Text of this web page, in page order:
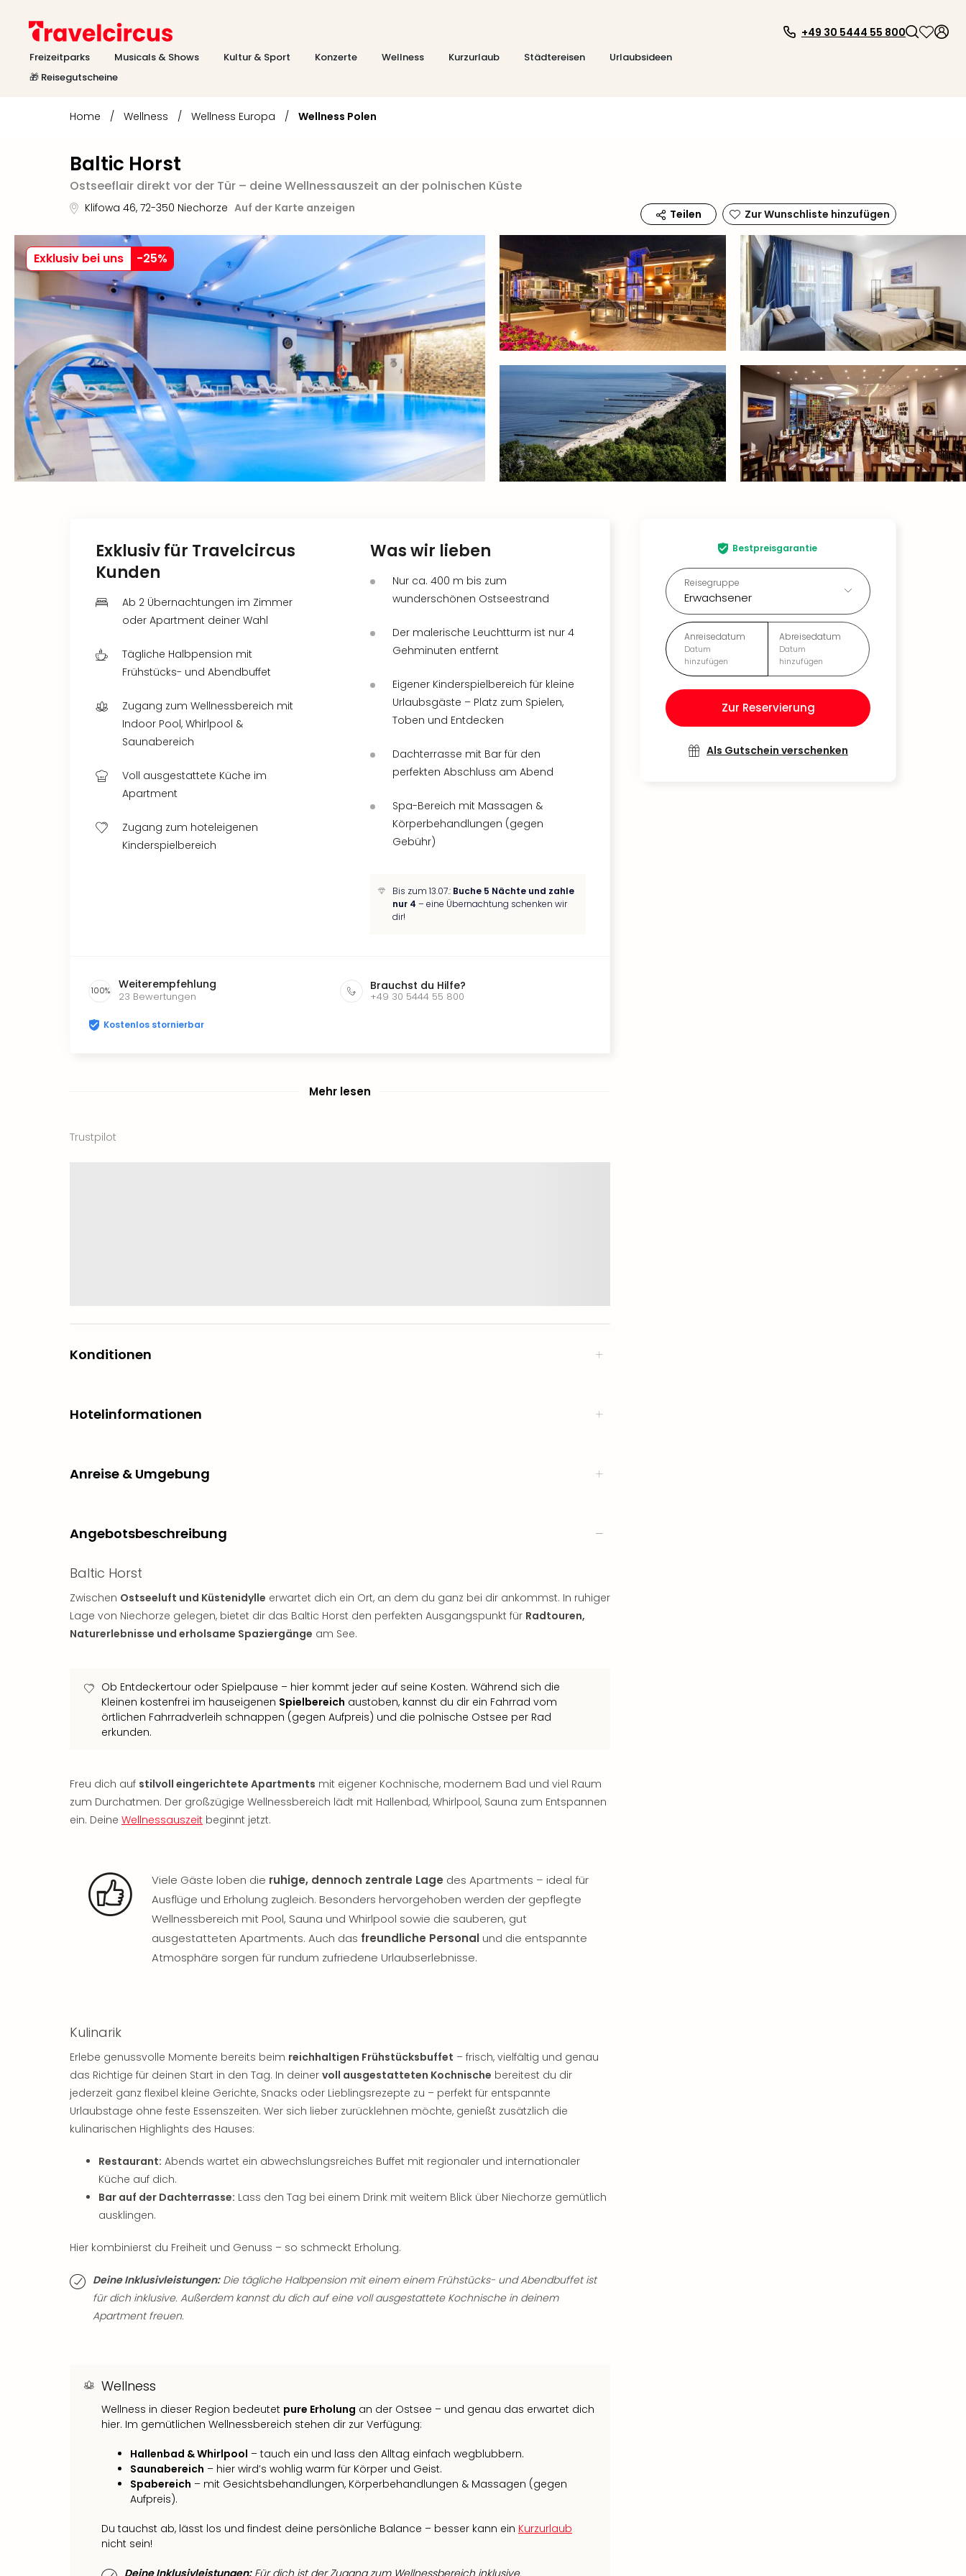
Freizeitparks Musicals & Shows Kultur & Sport Konzerte Wellness Kurzurlaub Städtereisen
Urlaubsideen
🎁 Reisegutscheine
+49 30 5444 55 800
Home / Wellness / Wellness Europa / Wellness Polen
Baltic Horst
Ostseeflair direkt vor der Tür – deine Wellnessauszeit an der polnischen Küste
Klifowa 46, 72-350 Niechorze Auf der Karte anzeigen Teilen Zur Wunschliste hinzufügen
Exklusiv bei uns -25%
Bestpreisgarantie
Reisegruppe
Erwachsener
Anreisedatum
Datum
hinzufügen
Abreisedatum
Datum
hinzufügen
Zur Reservierung
Als Gutschein verschenken
Exklusiv für Travelcircus
Kunden
Ab 2 Übernachtungen im Zimmer
oder Apartment deiner Wahl
Tägliche Halbpension mit
Frühstücks- und Abendbuffet
Zugang zum Wellnessbereich mit
Indoor Pool, Whirlpool &
Saunabereich
Voll ausgestattete Küche im
Apartment
Zugang zum hoteleigenen
Kinderspielbereich
Was wir lieben
Nur ca. 400 m bis zum
wunderschönen Ostseestrand
Der malerische Leuchtturm ist nur 4
Gehminuten entfernt
Eigener Kinderspielbereich für kleine
Urlaubsgäste – Platz zum Spielen,
Toben und Entdecken
Dachterrasse mit Bar für den
perfekten Abschluss am Abend
Spa-Bereich mit Massagen &
Körperbehandlungen (gegen
Gebühr)
Bis zum 13.07.: Buche 5 Nächte und zahle
nur 4 – eine Übernachtung schenken wir
dir!
100% Weiterempfehlung
23 Bewertungen
Brauchst du Hilfe?
+49 30 5444 55 800
Kostenlos stornierbar
Mehr lesen
Trustpilot
Konditionen
Hotelinformationen
Anreise & Umgebung
Angebotsbeschreibung
Baltic Horst
Zwischen Ostseeluft und Küstenidylle erwartet dich ein Ort, an dem du ganz bei dir ankommst. In ruhiger
Lage von Niechorze gelegen, bietet dir das Baltic Horst den perfekten Ausgangspunkt für Radtouren,
Naturerlebnisse und erholsame Spaziergänge am See.
Ob Entdeckertour oder Spielpause – hier kommt jeder auf seine Kosten. Während sich die
Kleinen kostenfrei im hauseigenen Spielbereich austoben, kannst du dir ein Fahrrad vom
örtlichen Fahrradverleih schnappen (gegen Aufpreis) und die polnische Ostsee per Rad
erkunden.
Freu dich auf stilvoll eingerichtete Apartments mit eigener Kochnische, modernem Bad und viel Raum
zum Durchatmen. Der großzügige Wellnessbereich lädt mit Hallenbad, Whirlpool, Sauna zum Entspannen
ein. Deine Wellnessauszeit beginnt jetzt.
Viele Gäste loben die ruhige, dennoch zentrale Lage des Apartments – ideal für
Ausflüge und Erholung zugleich. Besonders hervorgehoben werden der gepflegte
Wellnessbereich mit Pool, Sauna und Whirlpool sowie die sauberen, gut
ausgestatteten Apartments. Auch das freundliche Personalund die entspannte
Atmosphäre sorgen für rundum zufriedene Urlaubserlebnisse.
Kulinarik
Erlebe genussvolle Momente bereits beim reichhaltigen Frühstücksbuffet – frisch, vielfältig und genau
das Richtige für deinen Start in den Tag. In deiner voll ausgestatteten Kochnische bereitest du dir
jederzeit ganz flexibel kleine Gerichte, Snacks oder Lieblingsrezepte zu – perfekt für entspannte
Urlaubstage ohne feste Essenszeiten. Wer sich lieber zurücklehnen möchte, genießt zusätzlich die
kulinarischen Highlights des Hauses:
Restaurant: Abends wartet ein abwechslungsreiches Buffet mit regionaler und internationaler
Küche auf dich.
Bar auf der Dachterrasse: Lass den Tag bei einem Drink mit weitem Blick über Niechorze gemütlich
ausklingen.
Hier kombinierst du Freiheit und Genuss – so schmeckt Erholung.
Deine Inklusivleistungen:Die tägliche Halbpension mit einem einem Frühstücks- und Abendbuffet ist
für dich inklusive. Außerdem kannst du dich auf eine voll ausgestattete Kochnische in deinem
Apartment freuen.
Wellness
Wellness in dieser Region bedeutet pure Erholung an der Ostsee – und genau das erwartet dich
hier. Im gemütlichen Wellnessbereich stehen dir zur Verfügung:
Hallenbad & Whirlpool – tauch ein und lass den Alltag einfach wegblubbern.
Saunabereich – hier wird’s wohlig warm für Körper und Geist.
Spabereich – mit Gesichtsbehandlungen, Körperbehandlungen & Massagen (gegen
Aufpreis).
Du tauchst ab, lässt los und findest deine persönliche Balance – besser kann ein Kurzurlaub
nicht sein!
Deine Inklusivleistungen:Für dich ist der Zugang zum Wellnessbereich inklusive.